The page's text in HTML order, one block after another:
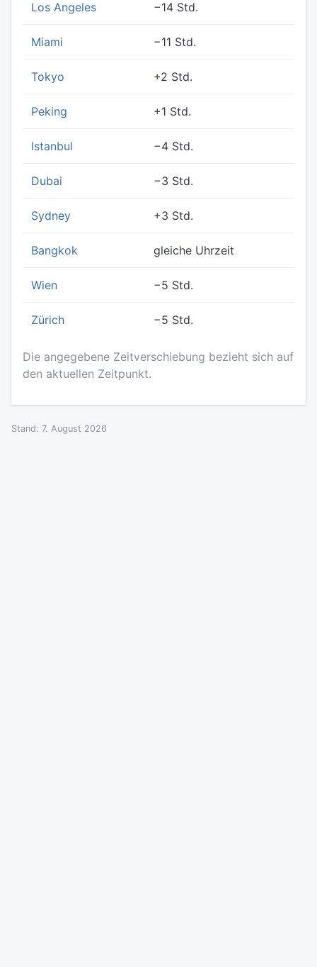
Los Angeles −14 Std.
Miami −11 Std.
Tokyo +2 Std.
Peking +1 Std.
Istanbul −4 Std.
Dubai −3 Std.
Sydney +3 Std.
Bangkok gleiche Uhrzeit
Wien −5 Std.
Zürich −5 Std.
Die angegebene Zeitverschiebung bezieht sich auf
den aktuellen Zeitpunkt.
Stand: 7. August 2026